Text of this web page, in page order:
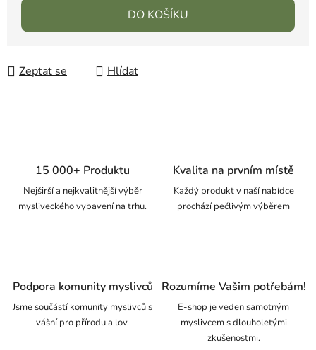
DO KOŠÍKU
Zeptat se Hlídat
15 000+ Produktu
Nejširší a nejkvalitnější výběr
mysliveckého vybavení na trhu.
Kvalita na prvním místě
Každý produkt v naší nabídce
prochází pečlivým výběrem
Podpora komunity myslivců
Jsme součástí komunity myslivců s
vášní pro přírodu a lov.
Rozumíme Vašim potřebám!
E-shop je veden samotným
myslivcem s dlouholetými
zkušenostmi.